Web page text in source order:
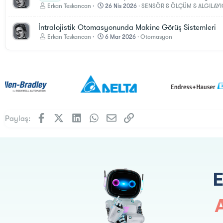
Erkan Teskancan 26 Nis 2026 SENSÖR & ÖLÇÜM &
İntralojistik Otomasyonunda Makine Görüş Sistemleri
Erkan Teskancan 6 Mar 2026 Otomasyon
Paylaş: FacebookX (Twitter)LinkedInWhatsApp
E-postaLink